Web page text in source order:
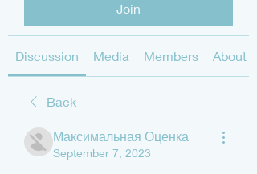
Join
Discussion Media Members About
Back
Максимальная Оценка
September 7, 2023